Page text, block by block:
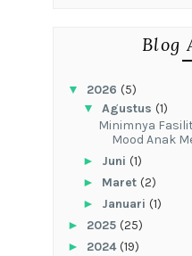
Blog
▼ 2026 (5)
▼ Agustus (1)
‎Minimnya
Mood Anak
► Juni (1)
► Maret (2)
► Januari (1)
► 2025 (25)
► 2024(19)